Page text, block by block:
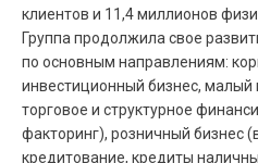
клиентов и 11,4 миллионов
Группа продолжила свое
по основным направлениям:
инвестиционный бизнес,
торговое и структурное
факторинг), розничный бизнес
кредитование, кредиты